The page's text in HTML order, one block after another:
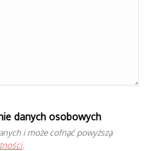
danych osobowych
i może cofnąć powyższą
.